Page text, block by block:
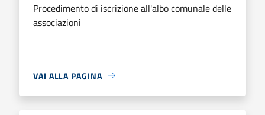
Procedimento di iscrizione all'albo comunale delle
associazioni
VAI ALLA PAGINA